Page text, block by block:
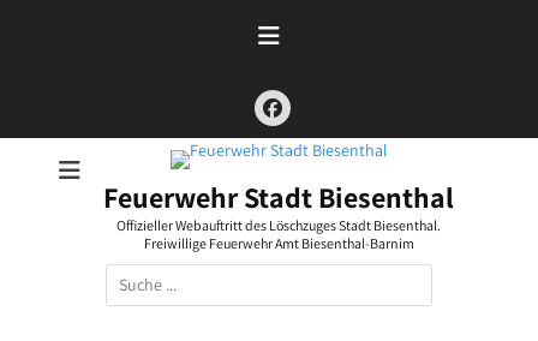
Facebook
Feuerwehr Stadt Biesenthal
Offizieller Webauftritt des Löschzuges Stadt Biesenthal.
Freiwillige Feuerwehr Amt Biesenthal-Barnim
Suchen
nach: